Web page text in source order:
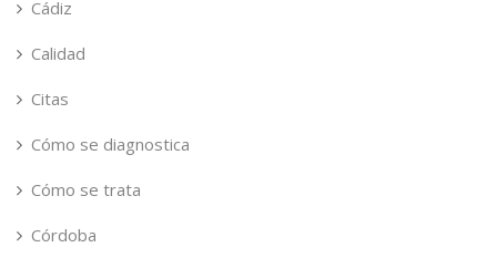
Cádiz
Calidad
Citas
Cómo se diagnostica
Cómo se trata
Córdoba